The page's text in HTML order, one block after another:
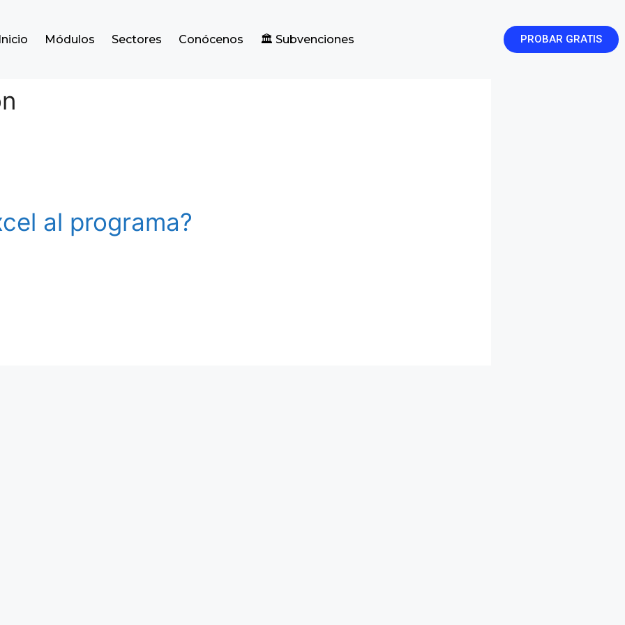
Inicio Módulos Sectores Conócenos 🏛️ Subvenciones PROBAR GRATIS
al programa?